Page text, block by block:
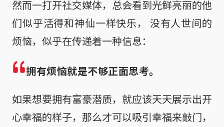
然而一打开社交媒体，总会看到光鲜亮丽的他
们似乎活得和神仙一样快乐， 没有人世间的
烦恼，似乎在传递着一种信息：
拥有烦恼就是不够正面思考。
如果想要拥有富豪潜质，就应该天天展示出开
心幸福的样子，那么才可以吸引幸福来敲门，